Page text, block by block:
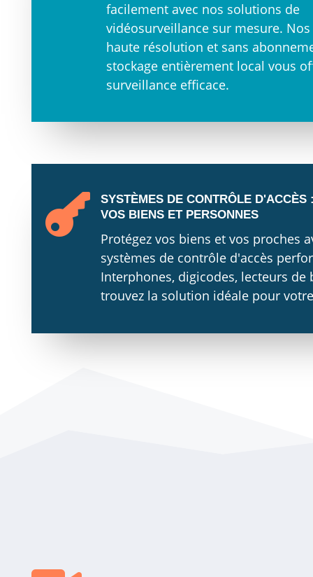
facilement avec nos solutions de
vidéosurveillance sur mesure.
haute résolution et sans
stockage entièrement local vous
surveillance efficace.

SYSTÈMES DE CONTRÔLE D'ACCÈS
VOS BIENS ET PERSONNES
Protégez vos biens et vos proches
systèmes de contrôle d'accès
Interphones, digicodes, lecteurs de
trouvez la solution idéale pour